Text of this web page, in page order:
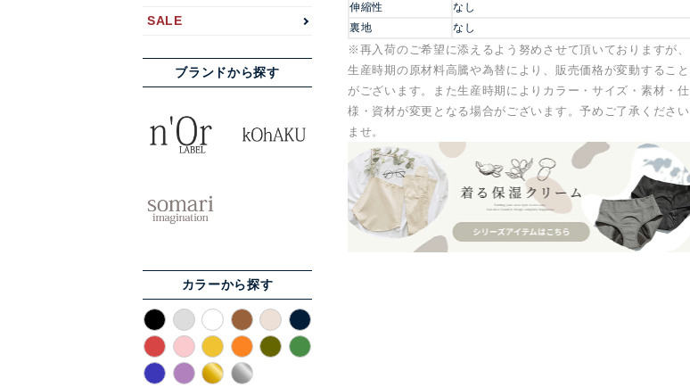
SALE
ブランドから探す
カラーから探す
伸縮性
なし
裏地
なし
※再入荷のご希望に添えるよう努めさせて頂いておりますが、
生産時期の原材料高騰や為替により、販売価格が変動すること
がございます。また生産時期によりカラー・サイズ・素材・仕
様・資材が変更となる場合がございます。予めご了承ください
ませ。